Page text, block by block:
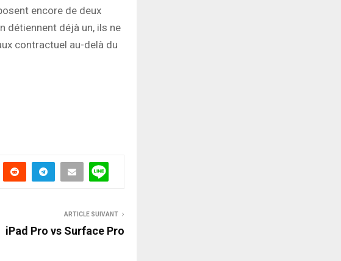
encore de deux
détiennent déjà un, ils ne
contractuel au-delà du
ARTICLE SUIVANT
iPad Pro vs Surface Pro